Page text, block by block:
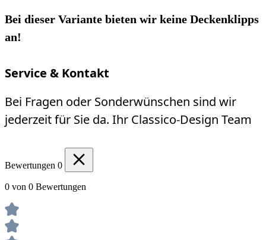
Bei dieser Variante bieten wir keine Deckenklipps
an!
Service & Kontakt
Bei Fragen oder Sonderwünschen sind wir
jederzeit für Sie da. Ihr Classico-Design Team
Bewertungen 0
0 von 0 Bewertungen